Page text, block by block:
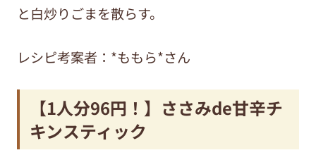
と白炒りごまを散らす。
レシピ考案者：*ももら*さん
【1人分96円！】ささみde甘辛チ
キンスティック